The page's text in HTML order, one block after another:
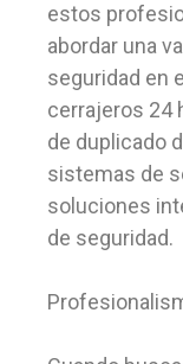
estos
abordar una
seguridad en
cerrajeros 24
de duplicado
sistemas de
soluciones
de seguridad.